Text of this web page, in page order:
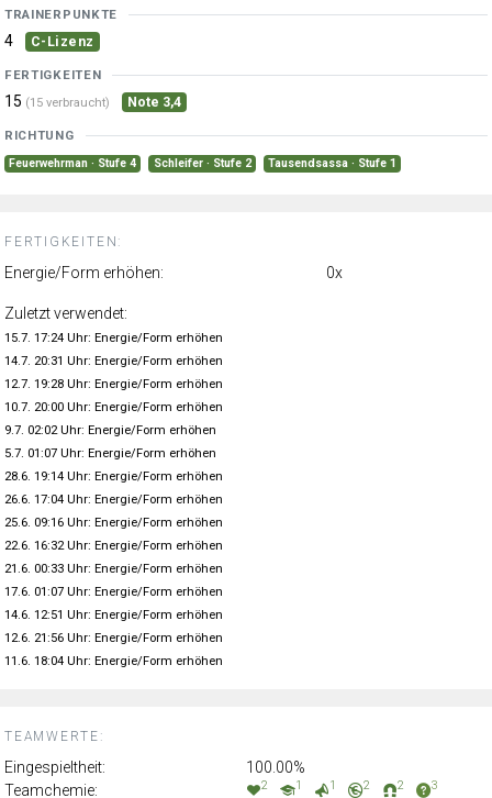
TEAMWERTE:
Eingespieltheit:
100.00%
Teamchemie:
2 1 1 2 2 3
TRAINERPUNKTE
4 C-Lizenz
FERTIGKEITEN
15 (15 verbraucht) Note 3,4
RICHTUNG
Feuerwehrman · Stufe 4 Schleifer · Stufe 2 Tausendsassa · Stufe 1
FERTIGKEITEN:
Energie/Form erhöhen: 0x
Zuletzt verwendet:
15.7. 17:24 Uhr: Energie/Form erhöhen
14.7. 20:31 Uhr: Energie/Form erhöhen
12.7. 19:28 Uhr: Energie/Form erhöhen
10.7. 20:00 Uhr: Energie/Form erhöhen
9.7. 02:02 Uhr: Energie/Form erhöhen
5.7. 01:07 Uhr: Energie/Form erhöhen
28.6. 19:14 Uhr: Energie/Form erhöhen
26.6. 17:04 Uhr: Energie/Form erhöhen
25.6. 09:16 Uhr: Energie/Form erhöhen
22.6. 16:32 Uhr: Energie/Form erhöhen
21.6. 00:33 Uhr: Energie/Form erhöhen
17.6. 01:07 Uhr: Energie/Form erhöhen
14.6. 12:51 Uhr: Energie/Form erhöhen
12.6. 21:56 Uhr: Energie/Form erhöhen
11.6. 18:04 Uhr: Energie/Form erhöhen